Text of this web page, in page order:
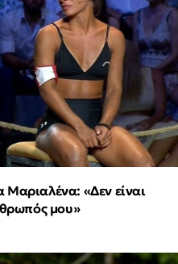
«Δεν είναι
μου»